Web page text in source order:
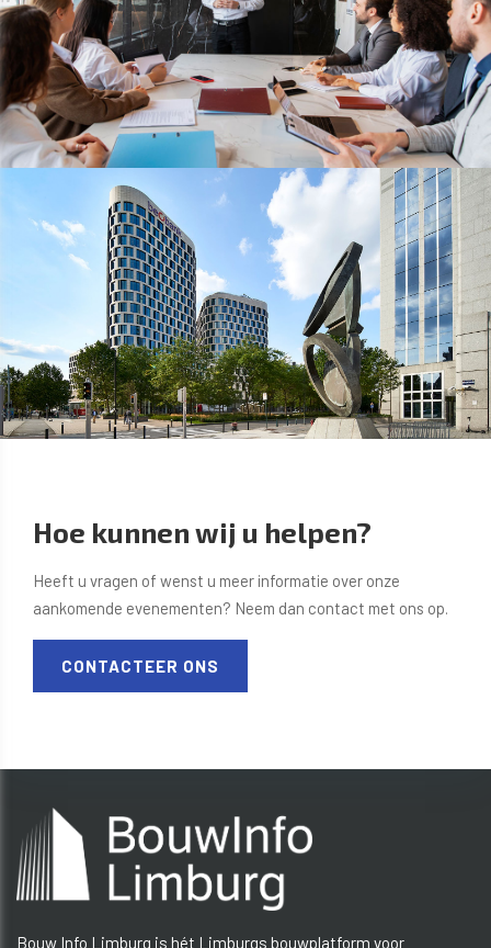
Hoe kunnen wij u helpen?
Heeft u vragen of wenst u meer informatie over onze
aankomende evenementen? Neem dan contact met ons op.
CONTACTEER ONS
Bouw Info Limburg is hét Limburgs bouwplatform voor